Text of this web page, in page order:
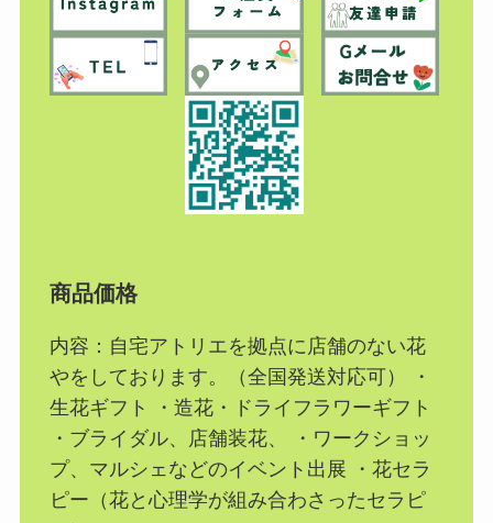
商品価格
内容：自宅アトリエを拠点に店舗のない花
やをしております。（全国発送対応可） ・
生花ギフト ・造花・ドライフラワーギフト
・ブライダル、店舗装花、 ・ワークショッ
プ、マルシェなどのイベント出展 ・花セラ
ピー（花と心理学が組み合わさったセラピ